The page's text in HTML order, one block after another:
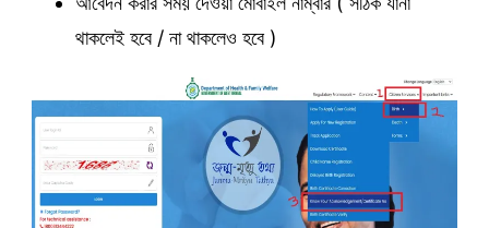
থাকলেই হবে / না থাকলেও হবে )